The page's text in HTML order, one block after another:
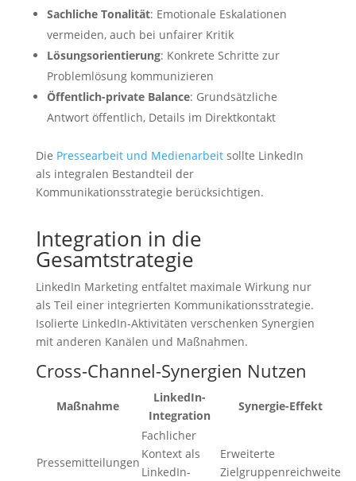
Sachliche Tonalität: Emotionale Eskalationen
vermeiden, auch bei unfairer Kritik
Lösungsorientierung: Konkrete Schritte zur
Problemlösung kommunizieren
Öffentlich-private Balance: Grundsätzliche
Antwort öffentlich, Details im Direktkontakt
Die Pressearbeit und Medienarbeitsollte LinkedIn
als integralen Bestandteil der
Kommunikationsstrategie berücksichtigen.
Integration in die
Gesamtstrategie
LinkedIn Marketing entfaltet maximale Wirkung nur
als Teil einer integrierten Kommunikationsstrategie.
Isolierte LinkedIn-Aktivitäten verschenken Synergien
mit anderen Kanälen und Maßnahmen.
Cross-Channel-Synergien Nutzen
Maßnahme
LinkedIn-
Integration
Synergie-Effekt
Pressemitteilungen
Fachlicher
Kontext als
LinkedIn-
Erweiterte
Zielgruppenreichweite